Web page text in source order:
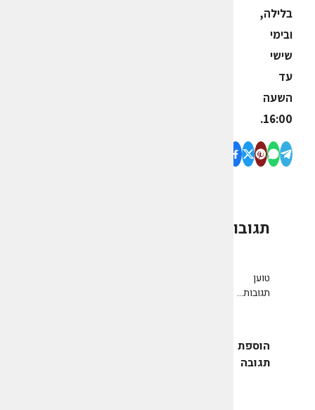
בלילה,
ובימי
שישי
עד
השעה
16:00.
תגובות
טוען
תגובות...
הוספת
תגובה